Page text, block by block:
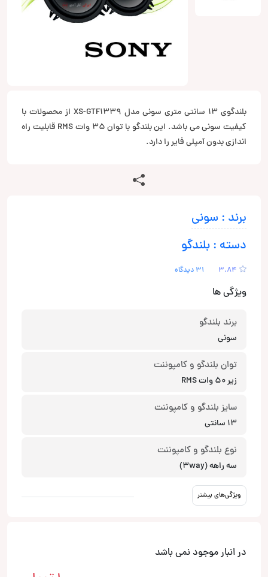
بلندگوی 13 سانتی متری سونی مدل XS-GTF1339 از محصولات با
کیفیت سونی می باشد. این بلندگو با توان 35 وات RMS قابلیت راه
اندازی بدون آمپلی فایر را دارد.
برند : سونی
دسته : بلندگو
3.84 31 دیدگاه
ویژگی ها
برند بلندگو
سونی
توان بلندگو و کامپوننت
زیر 50 وات RMS
سایز بلندگو و کامپوننت
13 سانتی
نوع بلندگو و کامپوننت
سه راهه (3way)
ویژگی‌های بیشتر
در انبار موجود نمی باشد